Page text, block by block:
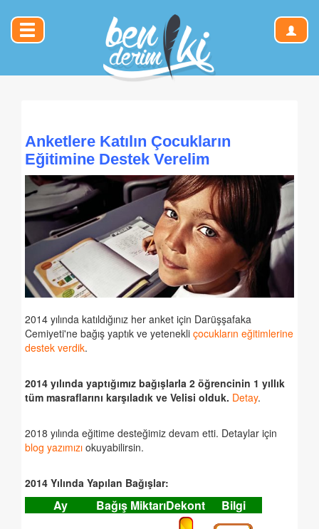
Anketlere Katılın Çocukların
Eğitimine Destek Verelim
2014 yılında katıldığınız her anket için Darüşşafaka
Cemiyeti'ne bağış yaptık ve yetenekli çocukların eğitimlerine
destek verdik.
2014 yılında yaptığımız bağışlarla 2 öğrencinin 1 yıllık
tüm masraflarını karşıladık ve Velisi olduk. Detay.
2018 yılında eğitime desteğimiz devam etti. Detaylar için
blog yazımızı okuyabilirsin.
2014 Yılında Yapılan Bağışlar:
Ay Bağış MiktarıDekont
Bilgi